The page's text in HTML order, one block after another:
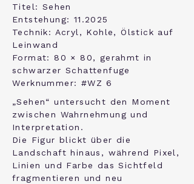
Titel: Sehen
Entstehung: 11.2025
Technik: Acryl, Kohle, Ölstick auf
Leinwand
Format: 80 × 80, gerahmt in
schwarzer Schattenfuge
Werknummer: #WZ 6
„Sehen“ untersucht den Moment
zwischen Wahrnehmung und
Interpretation.
Die Figur blickt über die
Landschaft hinaus, während Pixel,
Linien und Farbe das Sichtfeld
fragmentieren und neu